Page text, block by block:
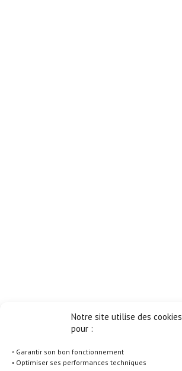
Notre site utilise des cookies
pour :
◦ Garantir son bon fonctionnement
◦ Optimiser ses performances techniques